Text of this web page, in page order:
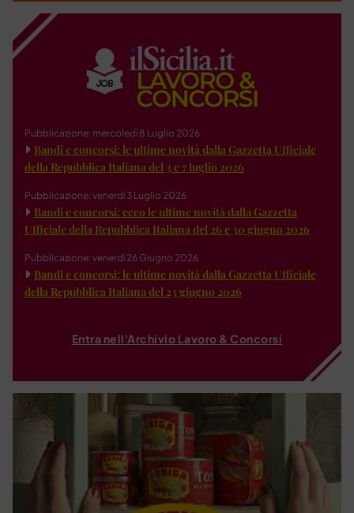
Pubblicazione: mercoledì 8 Luglio 2026
Bandi e concorsi: le ultime novità dalla Gazzetta Ufficiale
della Repubblica Italiana del 3 e 7 luglio 2026
Pubblicazione: venerdì 3 Luglio 2026
Bandi e concorsi: ecco le ultime novità dalla Gazzetta
Ufficiale della Repubblica Italiana del 26 e 30 giugno 2026
Pubblicazione: venerdì 26 Giugno 2026
Bandi e concorsi: le ultime novità dalla Gazzetta Ufficiale
della Repubblica Italiana del 23 giugno 2026
Entra nell'Archivio Lavoro & Concorsi